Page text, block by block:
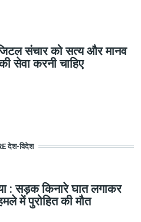
संचार को सत्य और मानव
सेवा करनी चाहिए
देश-विदेश
: सड़क किनारे घात लगाकर
में पुरोहित की मौत